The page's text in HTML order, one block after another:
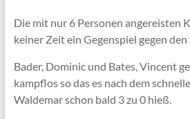
Die mit nur 6 Personen angereisten
keiner Zeit ein Gegenspiel gegen den
Bader, Dominic und Bates, Vincent
kampflos so das es nach dem
Waldemar schon bald 3 zu 0 hieß.